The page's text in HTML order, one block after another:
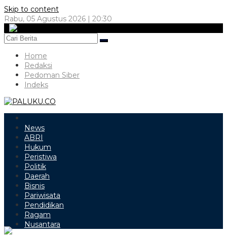
Skip to content
Rabu, 05 Agustus 2026 | 20:30
Home
Redaksi
Pedoman Siber
Indeks
News
ABRI
Hukum
Peristiwa
Politik
Daerah
Bisnis
Pariwisata
Pendidikan
Ragam
Nusantara